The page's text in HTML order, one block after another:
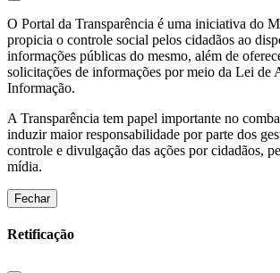
O Portal da Transparência é uma iniciativa do
propicia o controle social pelos cidadãos ao
informações públicas do mesmo, além de
solicitações de informações por meio da Lei de
Informação.
A Transparência tem papel importante no
induzir maior responsabilidade por parte dos
controle e divulgação das ações por cidadãos,
mídia.
Fechar
Retificação